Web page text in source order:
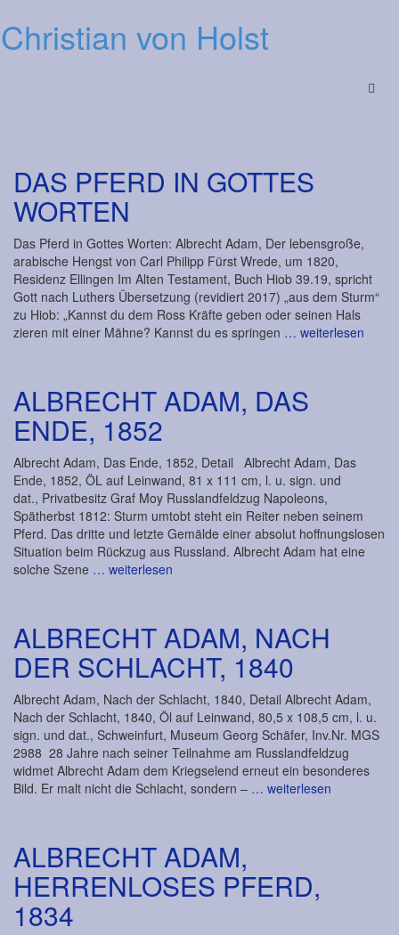
Christian von Holst
Menu
DAS PFERD IN GOTTES
WORTEN
Das Pferd in Gottes Worten: Albrecht Adam, Der lebensgroße,
arabische Hengst von Carl Philipp Fürst Wrede, um 1820,
Residenz Ellingen Im Alten Testament, Buch Hiob 39.19, spricht
Gott nach Luthers Übersetzung (revidiert 2017) „aus dem Sturm“
zu Hiob: „Kannst du dem Ross Kräfte geben oder seinen Hals
zieren mit einer Mähne? Kannst du es springen … weiterlesen
ALBRECHT ADAM, DAS
ENDE, 1852
Albrecht Adam, Das Ende, 1852, Detail Albrecht Adam, Das
Ende, 1852, ÖL auf Leinwand, 81 x 111 cm, l. u. sign. und
dat., Privatbesitz Graf Moy Russlandfeldzug Napoleons,
Spätherbst 1812: Sturm umtobt steht ein Reiter neben seinem
Pferd. Das dritte und letzte Gemälde einer absolut hoffnungslosen
Situation beim Rückzug aus Russland. Albrecht Adam hat eine
solche Szene … weiterlesen
ALBRECHT ADAM, NACH
DER SCHLACHT, 1840
Albrecht Adam, Nach der Schlacht, 1840, Detail Albrecht Adam,
Nach der Schlacht, 1840, Öl auf Leinwand, 80,5 x 108,5 cm, l. u.
sign. und dat., Schweinfurt, Museum Georg Schäfer, Inv.Nr. MGS
2988 28 Jahre nach seiner Teilnahme am Russlandfeldzug
widmet Albrecht Adam dem Kriegselend erneut ein besonderes
Bild. Er malt nicht die Schlacht, sondern – … weiterlesen
ALBRECHT ADAM,
HERRENLOSES PFERD,
1834